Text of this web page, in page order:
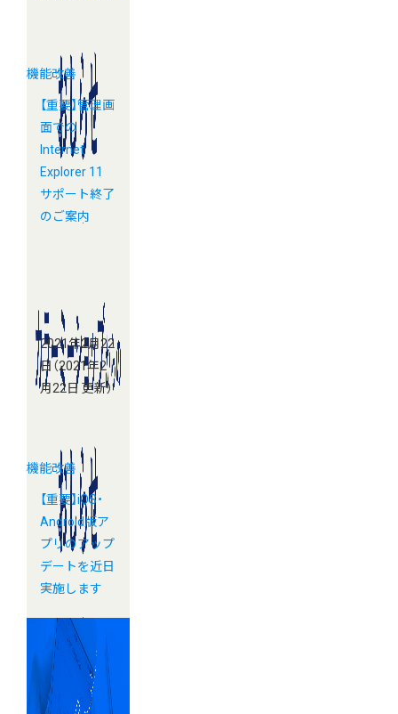
機能改善
【重要】管理画
面での
Internet
Explorer 11
サポート終了
のご案内
2021年2月22
日 （2021年2
月22日 更新）
機能改善
【重要】iOS・
Android版ア
プリのアップ
デートを近日
実施します